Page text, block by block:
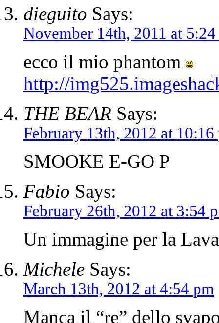
dieguito Says:
November 14th, 2011 at
ecco il mio phantom
http://
THE BEAR Says:
February 13th, 2012 at 10:16
SMOOKE E-GO P
Fabio Says:
February 26th, 2012 at 3:54
Un immagine per la
Michele Says:
March 13th, 2012 at 4:54 pm
Manca il “re” dello